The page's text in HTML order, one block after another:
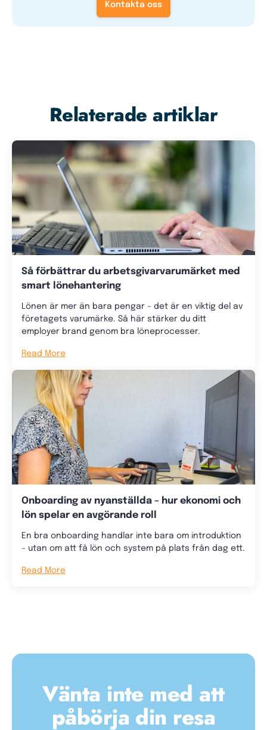
Kontakta oss
Relaterade artiklar
Så förbättrar du arbetsgivarvarumärket med
smart lönehantering
Lönen är mer än bara pengar – det är en viktig del av
företagets varumärke. Så här stärker du ditt
employer brand genom bra löneprocesser.
Read More
Onboarding av nyanställda – hur ekonomi och
lön spelar en avgörande roll
En bra onboarding handlar inte bara om introduktion
– utan om att få lön och system på plats från dag ett.
Read More
Vänta inte med att
påbörja din resa